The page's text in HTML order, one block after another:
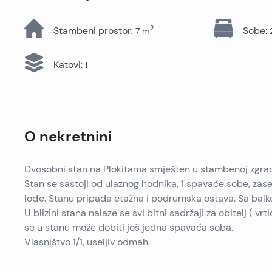
Stambeni prostor: 7 m2 Sobe:
Katovi: 1
O nekretnini
Dvosobni stan na Plokitama smješten u stambenoj
Stan se sastoji od ulaznog hodnika, 1 spavaće sobe,
lođe. Stanu pripada etažna i podrumska ostava. Sa
U blizini stana nalaze se svi bitni sadržaji za obitelj (
se u stanu može dobiti još jedna spavaća soba.
Vlasništvo 1/1, useljiv odmah.